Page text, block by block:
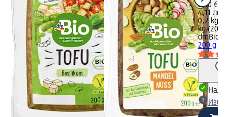
2,10 €
4,11 лв.
0,2 kg
kg
dmBio
200 g